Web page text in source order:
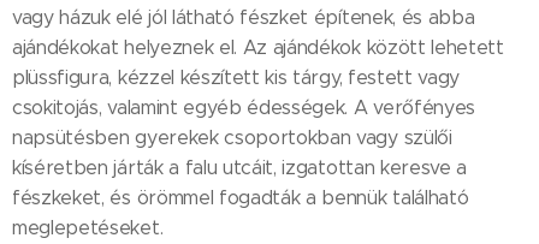
vagy házuk elé jól látható fészket építenek, és abba
ajándékokat helyeznek el. Az ajándékok között lehetett
plüssfigura, kézzel készített kis tárgy, festett vagy
csokitojás, valamint egyéb édességek. A verőfényes
napsütésben gyerekek csoportokban vagy szülői
kíséretben járták a falu utcáit, izgatottan keresve a
fészkeket, és örömmel fogadták a bennük található
meglepetéseket.